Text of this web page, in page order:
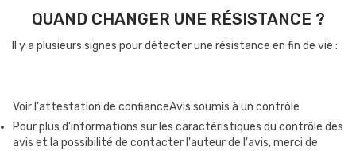
QUAND CHANGER UNE RÉSISTANCE ?
Il y a plusieurs signes pour détecter une résistance en fin de vie :
Un goût de brûlé se fait parfois sentir
La résistance et le coton sont encrassés
Voir l'attestation de confianceAvis soumis à un contrôle
Pour plus d'informations sur les caractéristiques du contrôle des
avis et la possibilité de contacter l'auteur de l'avis, merci de